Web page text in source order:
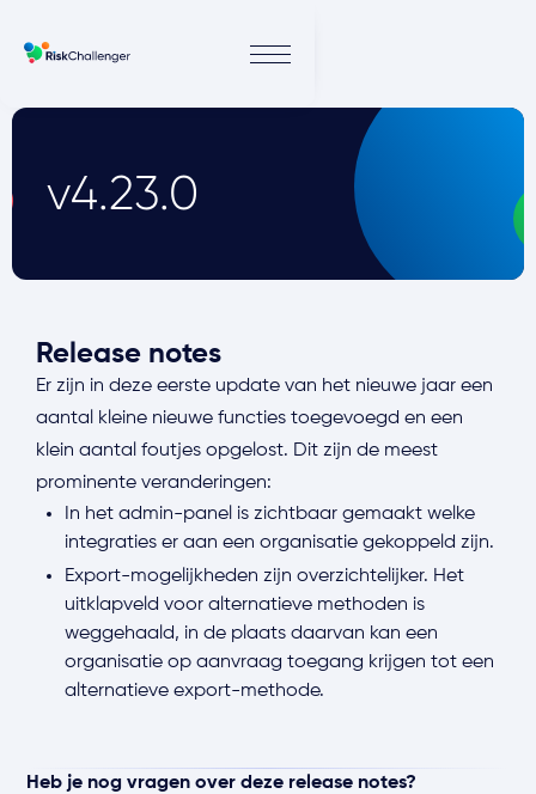
v4.23.0
Release notes
Er zijn in deze eerste update van het nieuwe jaar een
aantal kleine nieuwe functies toegevoegd en een
klein aantal foutjes opgelost. Dit zijn de meest
prominente veranderingen:
In het admin-panel is zichtbaar gemaakt welke
integraties er aan een organisatie gekoppeld zijn.
Export-mogelijkheden zijn overzichtelijker. Het
uitklapveld voor alternatieve methoden is
weggehaald, in de plaats daarvan kan een
organisatie op aanvraag toegang krijgen tot een
alternatieve export-methode.
Heb je nog vragen over deze release notes?